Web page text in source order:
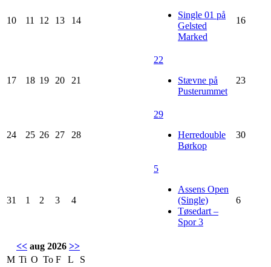
10 11 12 13 14
Single 01 på
Gelsted
Marked
16
17 18 19 20 21
22
Stævne på
Pusterummet
23
24 25 26 27 28
29
Herredouble
Børkop
30
31 1 2 3 4
5
Assens Open
(Single)
Tøsedart –
Spor 3
6
<< aug 2026 >>
M Ti O To F L
S